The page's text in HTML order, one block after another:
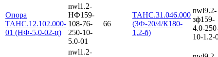
Опора
ТАНС.12.102.000-
01 (НФ-5,0-02-ц)
nwl1.2-
НФ159-
108-76-
250-10-
5.0-01
66
ТАНС.31.046.000
(ЗФ-20/4/К180-
1,2-б)
nwl9.2-
зф159-
4.0-
10-1.2-
nwl1.2-